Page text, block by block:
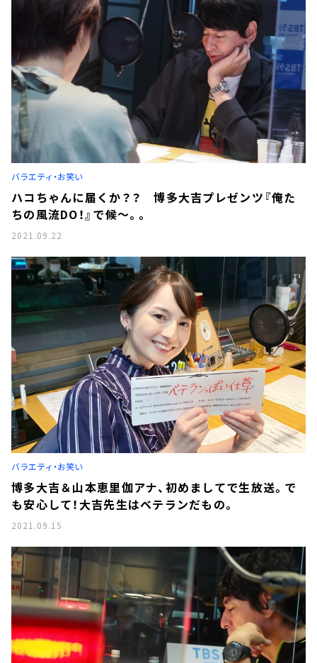
バラエティ・お笑い
ハコちゃんに届くか？？ 博多大吉プレゼンツ『俺た
ちの風流DO！』で候～。。
2021.09.22
バラエティ・お笑い
博多大吉＆山本恵里伽アナ、初めましてで生放送。で
も安心して！大吉先生はベテランだもの。
2021.09.15